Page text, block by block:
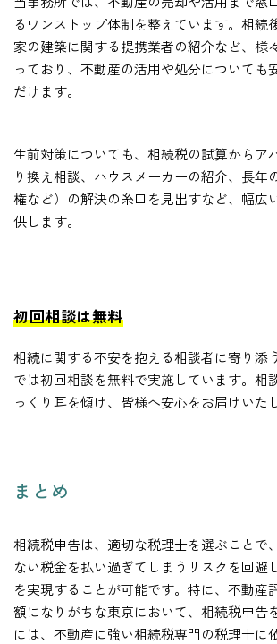
るワンストップ体制を整えています。相続
家の建築に関する提携業者の紹介など、様
っており、不動産の活用や処分についても
だけます。
生前対策についても、相続税の試算からア
り換え相談、ハウスメーカーの紹介、長年
権など）の解決の糸口を見出すなど、幅広
供します。
初回相談は無料
相続に関する不安を抱える相談者に寄り添
では初回相談を無料で実施しています。相
っくり耳を傾け、皆様へ安心をお届けいた
まとめ
相続税申告は、適切な税理士を選ぶことで
ない税金を払い過ぎてしまうリスクを回避
を実現することが可能です。特に、不動産
額になりがちな東京において、相続税申告
には、不動産に強い相続税専門の税理士に